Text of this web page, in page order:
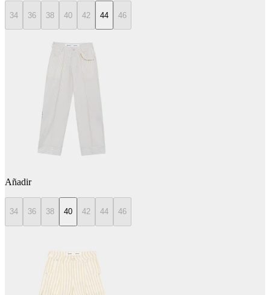
34 36 38 40 42 44 46
Añadir
34 36 38 40 42 44 46